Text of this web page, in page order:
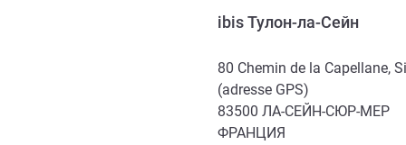
ibis Тулон-ла-Сейн
80 Chemin de la Capellane,
(adresse GPS)
83500 ЛА-СЕЙН-СЮР-МЕР
ФРАНЦИЯ